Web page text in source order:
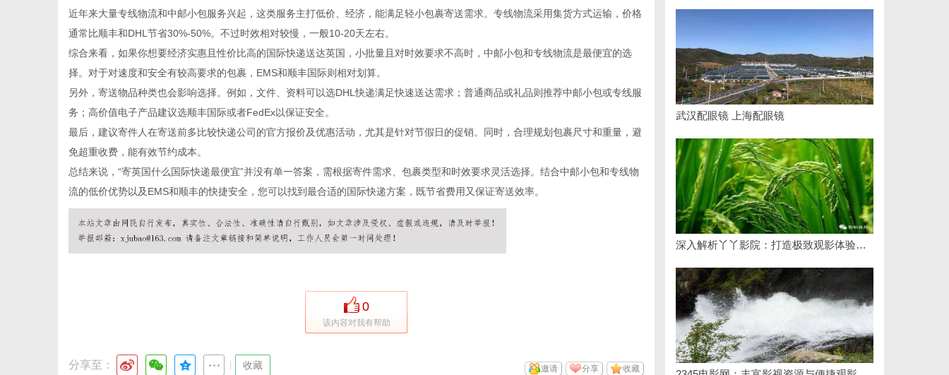
近年来大量专线物流和中邮小包服务兴起，这类服务主打低价、经济，能满足轻小包裹寄送需求。专线物流采用集货方式运输，价格
通常比顺丰和DHL节省30%-50%。不过时效相对较慢，一般10-20天左右。
综合来看，如果你想要经济实惠且性价比高的国际快递送达英国，小批量且对时效要求不高时，中邮小包和专线物流是最便宜的选
择。对于对速度和安全有较高要求的包裹，EMS和顺丰国际则相对划算。
另外，寄送物品种类也会影响选择。例如，文件、资料可以选DHL快递满足快速送达需求；普通商品或礼品则推荐中邮小包或专线服
务；高价值电子产品建议选顺丰国际或者FedEx以保证安全。
最后，建议寄件人在寄送前多比较快递公司的官方报价及优惠活动，尤其是针对节假日的促销。同时，合理规划包裹尺寸和重量，避
免超重收费，能有效节约成本。
总结来说，“寄英国什么国际快递最便宜”并没有单一答案，需根据寄件需求、包裹类型和时效要求灵活选择。结合中邮小包和专线物
流的低价优势以及EMS和顺丰的快捷安全，您可以找到最合适的国际快递方案，既节省费用又保证寄送效率。
0
该内容对我有帮助
分享至： 收藏 收藏
分享
邀请
武汉配眼镜 上海配眼镜
深入解析丫丫影院：打造极致观影体验的在线平台